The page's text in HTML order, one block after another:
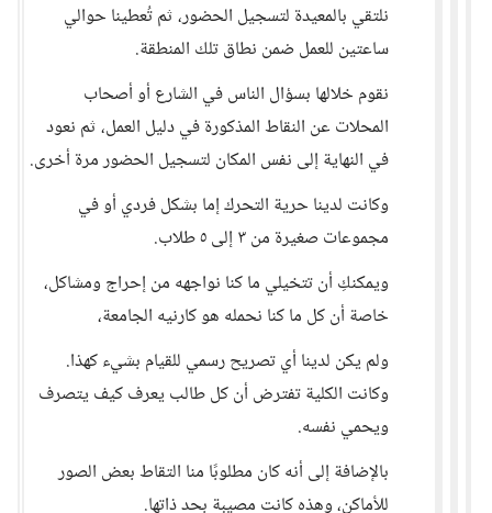
نلتقي بالمعيدة لتسجيل الحضور، ثم تُعطينا حوالي
ساعتين للعمل ضمن نطاق تلك المنطقة.
نقوم خلالها بسؤال الناس في الشارع أو أصحاب
المحلات عن النقاط المذكورة في دليل العمل، ثم نعود
في النهاية إلى نفس المكان لتسجيل الحضور مرة أخرى.
وكانت لدينا حرية التحرك إما بشكل فردي أو في
مجموعات صغيرة من ٣ إلى ٥ طلاب.
ويمكنكِ أن تتخيلي ما كنا نواجهه من إحراج ومشاكل،
خاصة أن كل ما كنا نحمله هو كارنيه الجامعة،
ولم يكن لدينا أي تصريح رسمي للقيام بشيء كهذا.
وكانت الكلية تفترض أن كل طالب يعرف كيف يتصرف
ويحمي نفسه.
بالإضافة إلى أنه كان مطلوبًا منا التقاط بعض الصور
للأماكن، وهذه كانت مصيبة بحد ذاتها.